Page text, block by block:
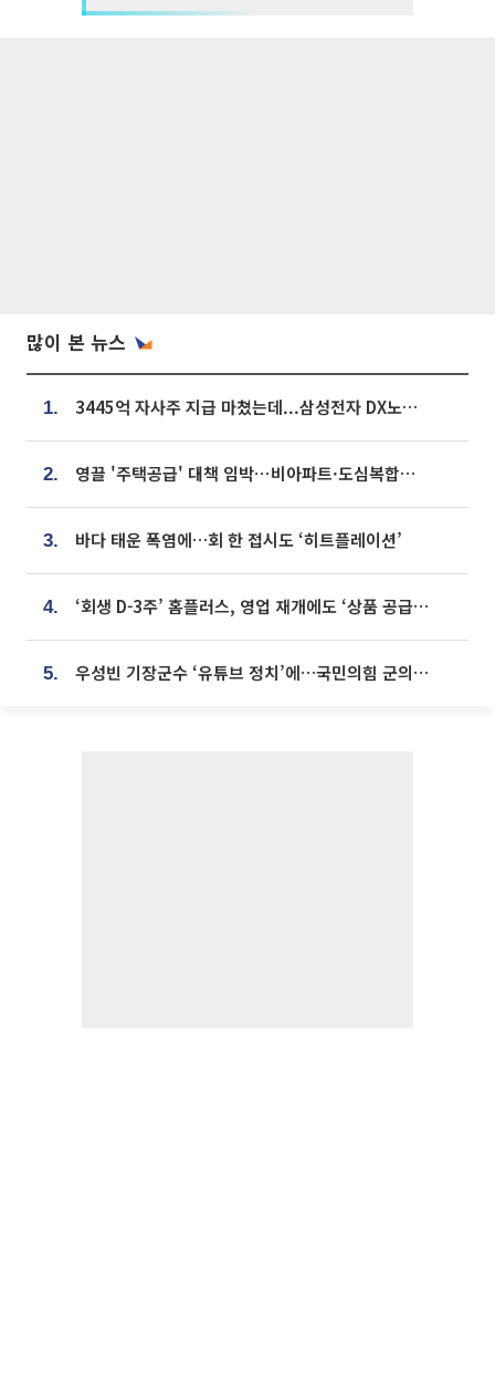
많이 본 뉴스
1. 3445억 자사주 지급 마쳤는데...삼성전자 DX노조, 뒤늦은 '떼쓰기 집회'
2. 영끌 '주택공급' 대책 임박⋯비아파트·도심복합까지 총동원
3. 바다 태운 폭염에…회 한 접시도 ‘히트플레이션’
4. ‘회생 D-3주’ 홈플러스, 영업 재개에도 ‘상품 공급망’ 복구가 생존 관건
5. 우성빈 기장군수 ‘유튜브 정치’에…국민의힘 군의원들 집단 반발